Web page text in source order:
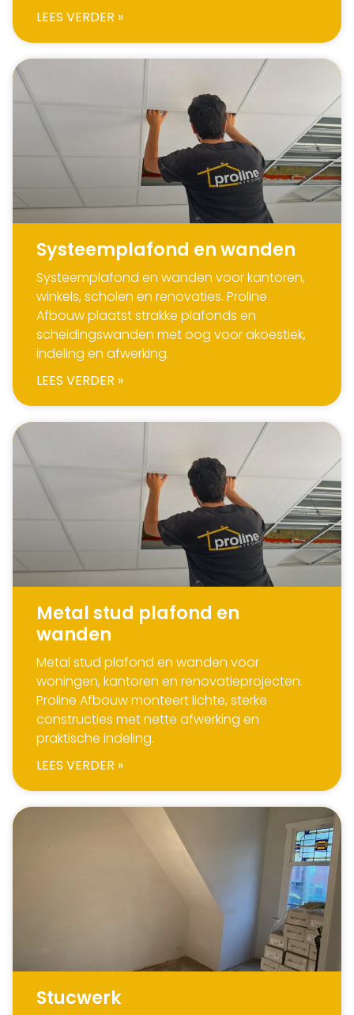
LEES VERDER »
Systeemplafond en wanden
Systeemplafond en wanden voor kantoren,
winkels, scholen en renovaties. Proline
Afbouw plaatst strakke plafonds en
scheidingswanden met oog voor akoestiek,
indeling en afwerking.
LEES VERDER »
Metal stud plafond en
wanden
Metal stud plafond en wanden voor
woningen, kantoren en renovatieprojecten.
Proline Afbouw monteert lichte, sterke
constructies met nette afwerking en
praktische indeling.
LEES VERDER »
Stucwerk